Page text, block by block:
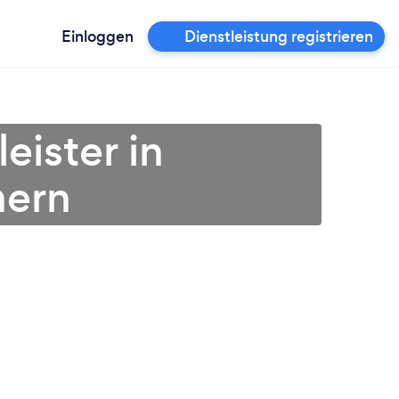
Einloggen Dienstleistung registrieren
in